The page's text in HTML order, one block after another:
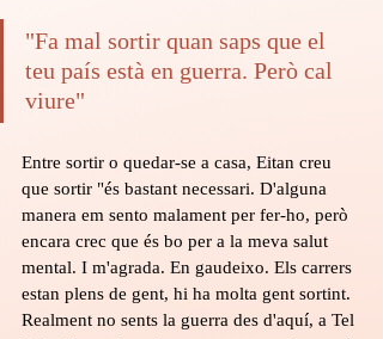
"Fa mal sortir quan saps que el
teu país està en guerra. Però cal
viure"
Entre sortir o quedar-se a casa, Eitan creu
que sortir "és bastant necessari. D'alguna
manera em sento malament per fer-ho, però
encara crec que és bo per a la meva salut
mental. I m'agrada. En gaudeixo. Els carrers
estan plens de gent, hi ha molta gent sortint.
Realment no sents la guerra des d'aquí, a Tel